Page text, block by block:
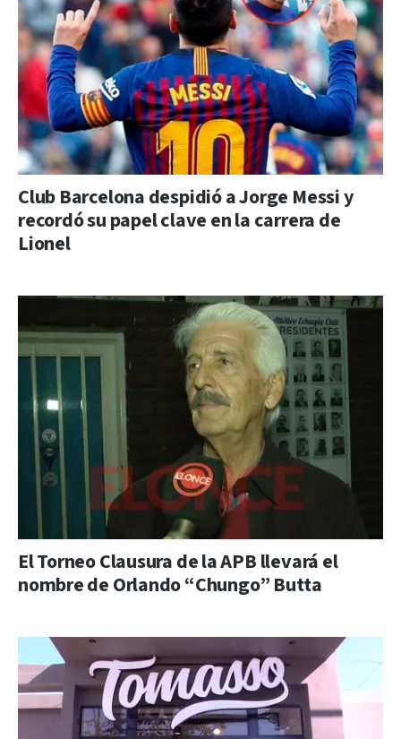
Club Barcelona despidió a Jorge Messi y
recordó su papel clave en la carrera de
Lionel
El Torneo Clausura de la APB llevará el
nombre de Orlando “Chungo” Butta